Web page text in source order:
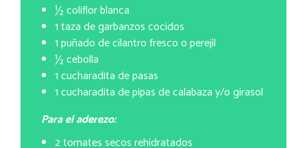
½ coliflor blanca
1 taza de garbanzos cocidos
1 puñado de cilantro fresco o perejil
½ cebolla
1 cucharadita de pasas
1 cucharadita de pipas de calabaza y/o girasol
Para el aderezo:
2 tomates secos rehidratados